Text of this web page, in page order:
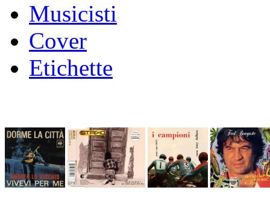
Musicisti
Cover
Etichette